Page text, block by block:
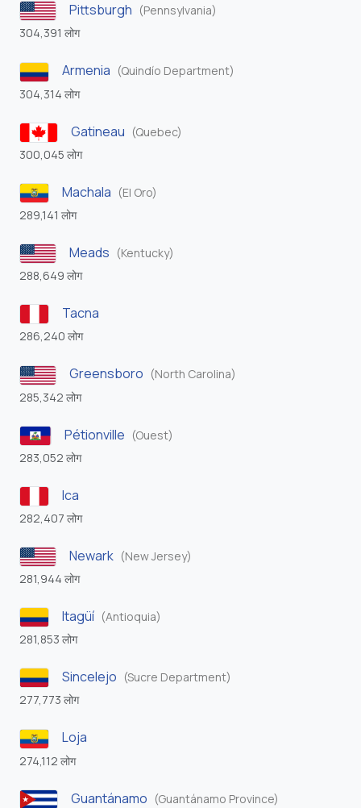
Pittsburgh (Pennsylvania)
304,391 लोग
Armenia (Quindío Department)
304,314 लोग
Gatineau (Quebec)
300,045 लोग
Machala (El Oro)
289,141 लोग
Meads (Kentucky)
288,649 लोग
Tacna
286,240 लोग
Greensboro (North Carolina)
285,342 लोग
Pétionville (Ouest)
283,052 लोग
Ica
282,407 लोग
Newark (New Jersey)
281,944 लोग
Itagüí (Antioquia)
281,853 लोग
Sincelejo (Sucre Department)
277,773 लोग
Loja
274,112 लोग
Guantánamo (Guantánamo Province)